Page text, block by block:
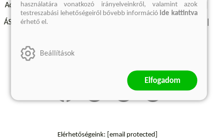
Adatvédelmi szabályzatok Elállási felmondási nyilatkozat
ÁSZF - Vásárlási feltételek
Szállítási információk
Elérhetőségeink: [email protected]
használatára vonatkozó irányelveinkről, valamint azok
testreszabási lehetőségeiről bővebb információide kattintva
érhető el.
Beállítások
Elfogadom